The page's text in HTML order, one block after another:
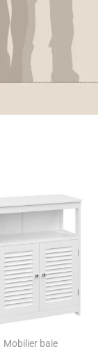
Mobilier baie